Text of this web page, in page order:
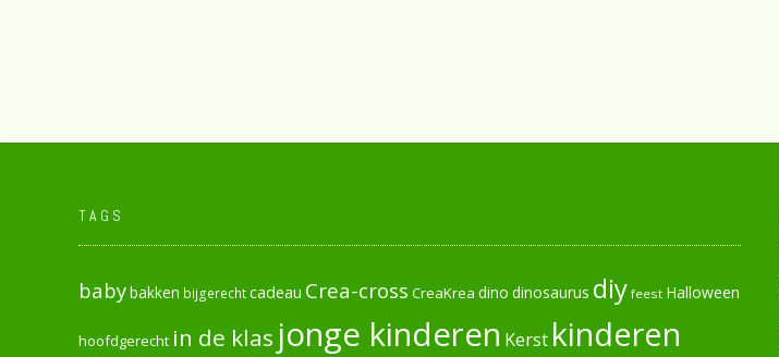
TAGS
babybakken bijgerechtcadeau Crea-cross CreaKrea dino dinosaurus diy feest Halloween
hoofdgerecht in de klas jonge kinderen Kerst kinderen